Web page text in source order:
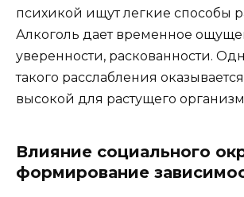
психикой ищут легкие способы
Алкоголь дает временное
уверенности, раскованности.
такого расслабления
высокой для растущего
Влияние социального
формирование